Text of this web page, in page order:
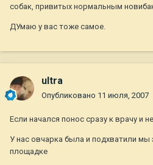
собак, привитых нормальным
ДУмаю у вас тоже самое.
ultra
Опубликовано 11 июля, 2007
Если начался понос сразу к врачу и
У нас овчарка была и подхватили мы
площадке